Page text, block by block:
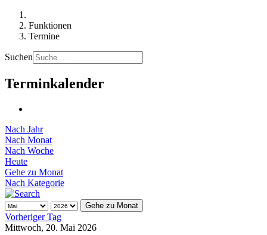
Funktionen
Termine
Suchen
Terminkalender
Nach Jahr
Nach Monat
Nach Woche
Heute
Gehe zu Monat
Nach Kategorie
Gehe zu Monat
Vorheriger Tag
Mittwoch, 20. Mai 2026